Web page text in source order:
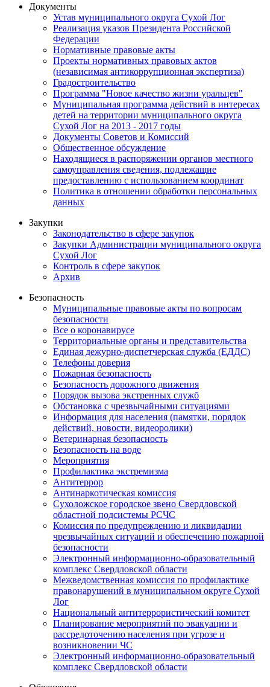
Документы
Устав муниципального округа Сухой Лог
Реализация указов Президента Российской
Федерации
Нормативные правовые акты
Проекты нормативных правовых актов
(независимая антикоррупционная экспертиза)
Градостроительство
Программа "Новое качество жизни уральцев"
Муниципальная программа действий в интересах
детей на территории муниципального округа
Сухой Лог на 2013 - 2017 годы
Документы Советов и Комиссий
Общественное обсуждение
Находящиеся в распоряжении органов местного
самоуправления сведения, подлежащие
предоставлению с использованием координат
Политика в отношении обработки персональных
данных
Закупки
Законодательство в сфере закупок
Закупки Администрации муниципального округа
Сухой Лог
Контроль в сфере закупок
Архив
Безопасность
Муниципальные правовые акты по вопросам
безопасности
Все о коронавирусе
Территориальные органы и представительства
Единая дежурно-диспетчерская служба (ЕДДС)
Телефоны доверия
Пожарная безопасность
Безопасность дорожного движения
Порядок вызова экстренных служб
Обстановка с чрезвычайными ситуациями
Информация для населения (памятки, порядок
действий, новости, видеоролики)
Ветеринарная безопасность
Безопасность на воде
Мероприятия
Профилактика экстремизма
Антитеррор
Антинаркотическая комиссия
Сухоложское городское звено Свердловской
областной подсистемы РСЧС
Комиссия по предупреждению и ликвидации
чрезвычайных ситуаций и обеспечению пожарной
безопасности
Электронный информационно-образовательный
комплекс Cвердловской области
Межведомственная комиссия по профилактике
правонарушений в муниципальном округе Сухой
Лог
Национальный антитеррористический комитет
Планирование мероприятий по эвакуации и
рассредоточению населения при угрозе и
возникновении ЧС
Электронный информационно-образовательный
комплекс Свердловской области